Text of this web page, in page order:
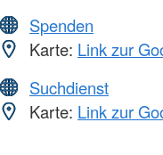
Spenden
Karte: Link zur
Suchdienst
Karte: Link zur